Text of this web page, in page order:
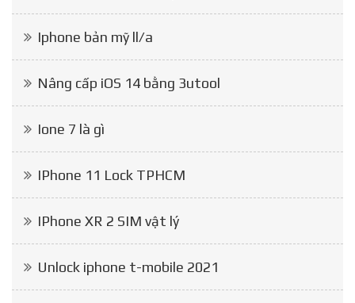
Iphone bản mỹ ll/a
Nâng cấp iOS 14 bằng 3utool
Ione 7 là gì
IPhone 11 Lock TPHCM
IPhone XR 2 SIM vật lý
Unlock iphone t-mobile 2021